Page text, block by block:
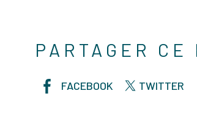
PARTAGER CE
FACEBOOK TWITTER